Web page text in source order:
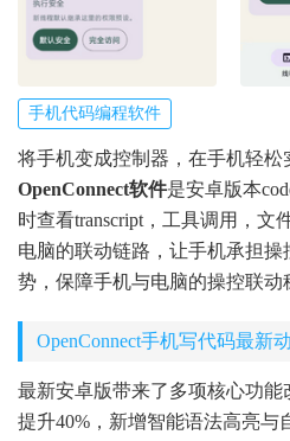
手机代码编程软件
将手机变成控制器，在手机轻松
OpenConnect软件是安卓版本
时查看transcript，工具调用，文
电脑的联动链路，让手机承担
势，保障手机与电脑的操控联动
OpenConnect手机写代码最新
最新安卓版带来了多项核心功
提升40%，新增智能语法高亮与